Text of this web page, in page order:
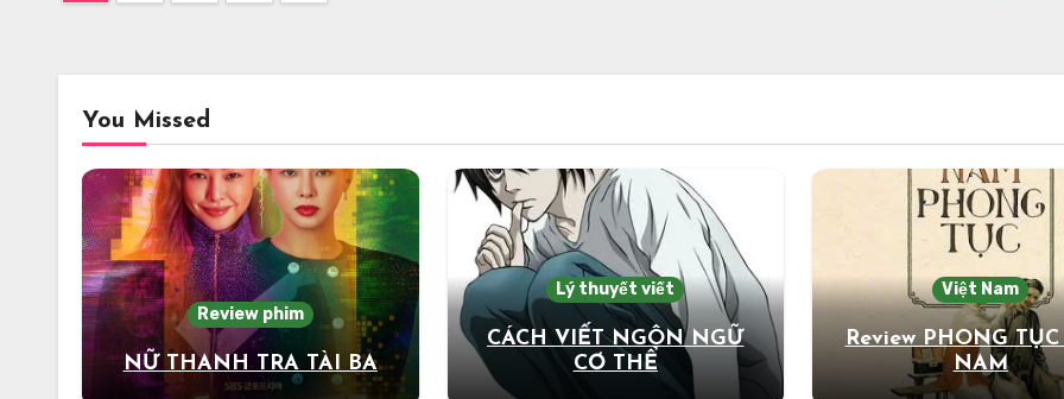
You Missed
Review phim
NỮ THANH TRA TÀI BA
Lý thuyết viết
CÁCH VIẾT NGÔN NGỮ
CƠ THỂ
Việt Nam
Review PHONG TỤC
NAM